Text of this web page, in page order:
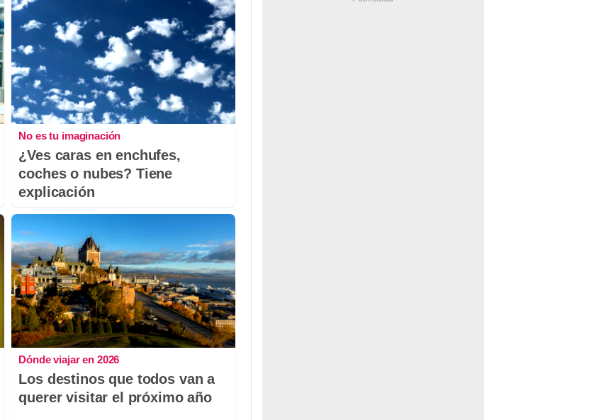
No es tu imaginación
¿Ves caras en enchufes,
coches o nubes? Tiene
explicación
Dónde viajar en 2026
Los destinos que todos van a
querer visitar el próximo año